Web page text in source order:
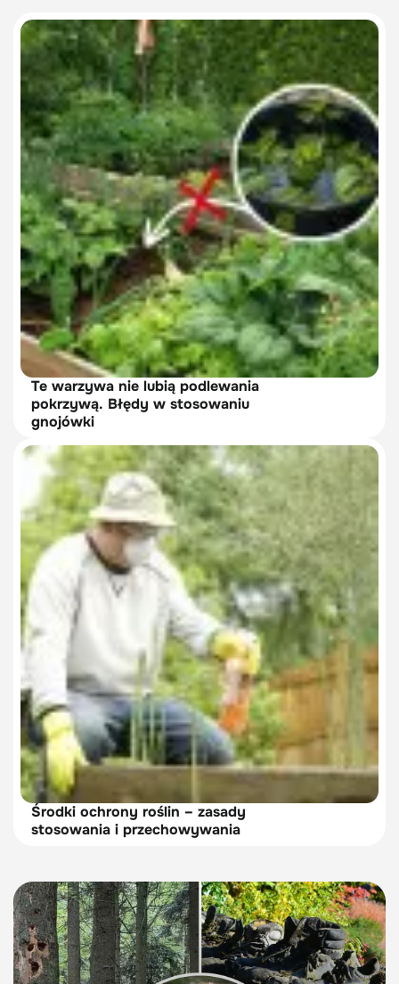
Te warzywa nie lubią podlewania
pokrzywą. Błędy w stosowaniu
gnojówki
Środki ochrony roślin – zasady
stosowania i przechowywania